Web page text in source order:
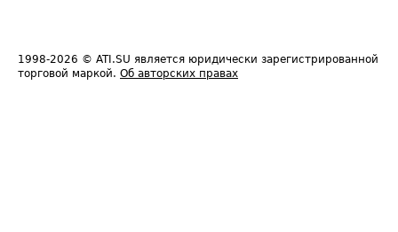
1998-2026 © ATI.SU является юридически зарегистрированной
торговой маркой. Об авторских правах